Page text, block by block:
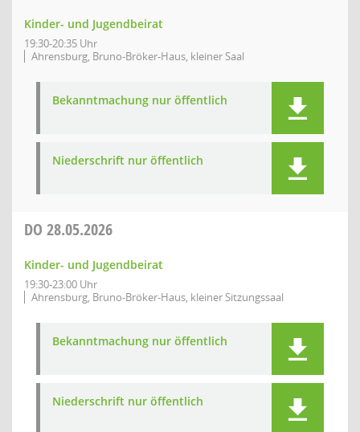
Kinder- und Jugendbeirat
19:30-20:35 Uhr
Ahrensburg, Bruno-Bröker-Haus, kleiner Saal
Bekanntmachung nur öffentlich
Niederschrift nur öffentlich
DO 28.05.2026
Kinder- und Jugendbeirat
19:30-23:00 Uhr
Ahrensburg, Bruno-Bröker-Haus, kleiner Sitzungssaal
Bekanntmachung nur öffentlich
Niederschrift nur öffentlich